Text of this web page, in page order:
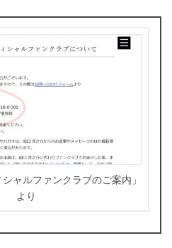
ャルファンクラブのご案内」
より